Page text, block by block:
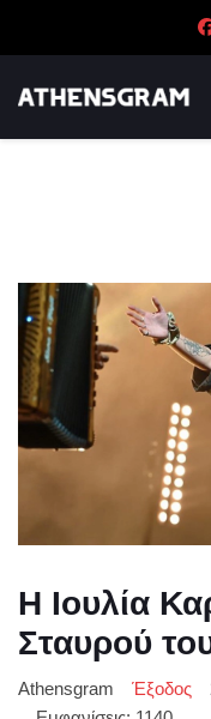
H Ιουλία
Σταυρού
Athensgram Έξοδος